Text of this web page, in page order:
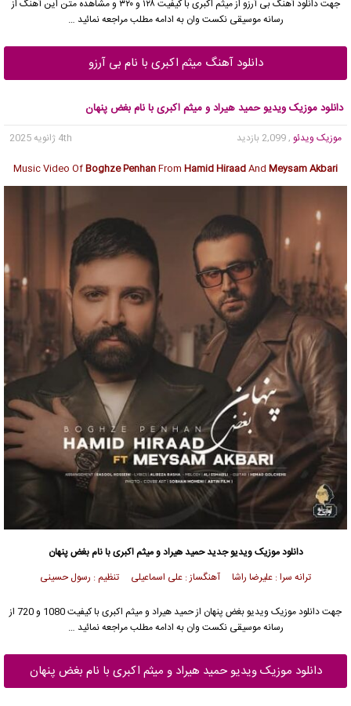
جهت دانلود آهنگ بی آرزو از میثم اکبری با کیفیت ۱۲۸ و ۳۲۰ و مشاهده متن این آهنگ از
رسانه موسیقی نکست وان به ادامه مطلب مراجعه نمائید …
دانلود آهنگ میثم اکبری با نام بی آرزو
دانلود موزیک ویدیو حمید هیراد و میثم اکبری با نام بغض پنهان
موزیک ویدئو , 2,099 بازدید
4th ژانویه 2025
Music Video OfBoghze PenhanFrom Hamid HiraadAnd Meysam Akbari
دانلود موزیک ویدیو جدیدحمید هیرادو میثم اکبری با نام بغض پنهان
ترانه سرا : علیرضا راشا آهنگساز : علی اسماعیلی تنظیم : رسول حسینی
جهت دانلود موزیک ویدیو بغض پنهان ازحمید هیراد
و میثم اکبری با کیفیت 1080 و 720 از
رسانه موسیقی نکست وان به ادامه مطلب مراجعه نمائید …
دانلود موزیک ویدیو حمید هیراد و میثم اکبری با نام بغض پنهان